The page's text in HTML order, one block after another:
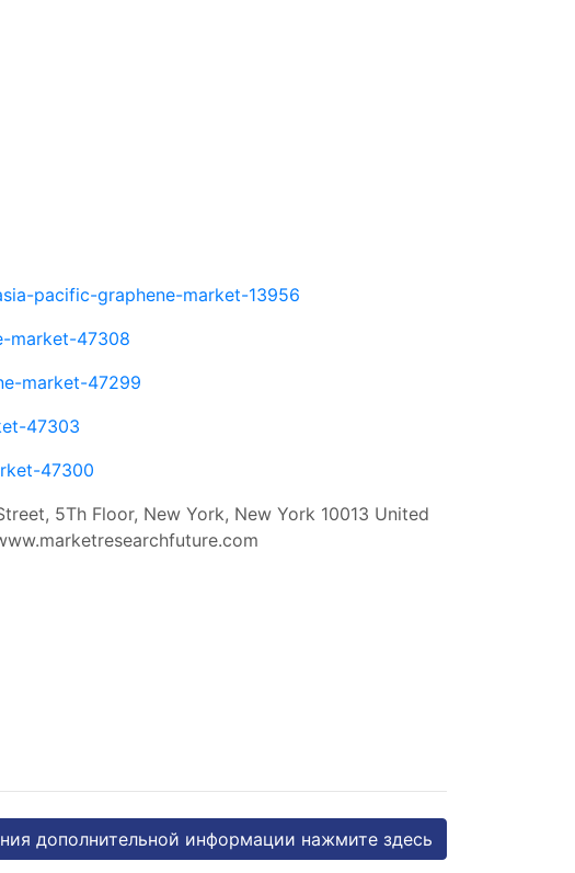
pacific-graphene-market-13956
market-47308
market-47299
47303
47300
5Th Floor, New York, New York 10013 United
дополнительной информации нажмите здесь